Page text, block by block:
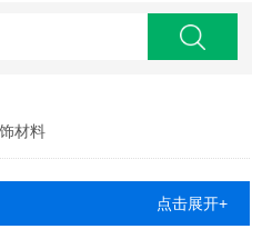
材料
点击展开+